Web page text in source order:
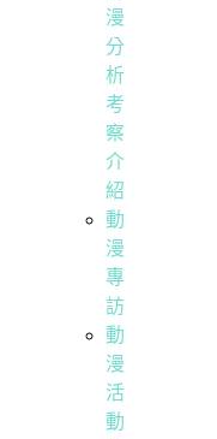
漫
分
析
考
察
介
紹
動
漫
專
訪
動
漫
活
動